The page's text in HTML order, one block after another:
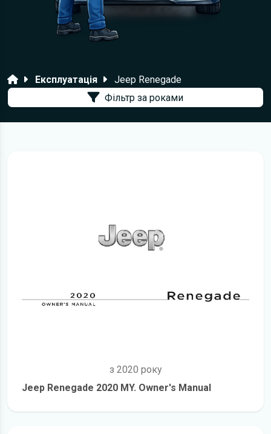
ГоловнаЕксплуатація
Jeep Renegade
Фільтр за роками
з 2020 року
Jeep Renegade 2020 MY. Owner's Manual